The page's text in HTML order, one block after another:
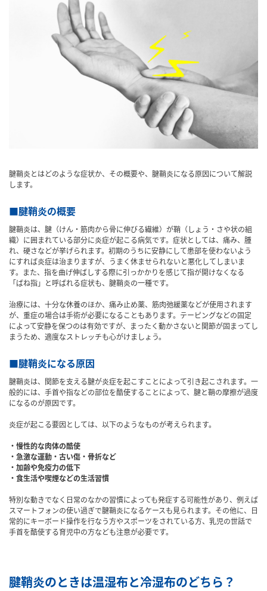
腱鞘炎とはどのような症状か、その概要や、腱鞘炎になる原因について解説
します。
■腱鞘炎の概要
腱鞘炎は、腱（けん・筋肉から骨に伸びる繊維）が鞘（しょう・さや状の組
織）に囲まれている部分に炎症が起こる病気です。症状としては、痛み、腫
れ、硬さなどが挙げられます。初期のうちに安静にして患部を使わないよう
にすれば炎症は治まりますが、うまく休ませられないと悪化してしまいま
す。また、指を曲げ伸ばしする際に引っかかりを感じて指が開けなくなる
「ばね指」と呼ばれる症状も、腱鞘炎の一種です。
治療には、十分な休養のほか、痛み止め薬、筋肉弛緩薬などが使用されます
が、重症の場合は手術が必要になることもあります。テーピングなどの固定
によって安静を保つのは有効ですが、まったく動かさないと関節が固まってし
まうため、適度なストレッチも心がけましょう。
■腱鞘炎になる原因
腱鞘炎は、関節を支える腱が炎症を起こすことによって引き起こされます。一
般的には、手首や指などの部位を酷使することによって、腱と鞘の摩擦が過度
になるのが原因です。
炎症が起こる要因としては、以下のようなものが考えられます。
・慢性的な肉体の酷使
・急激な運動・古い傷・骨折など
・加齢や免疫力の低下
・食生活や喫煙などの生活習慣
特別な動きでなく日常のなかの習慣によっても発症する可能性があり、例えば
スマートフォンの使い過ぎで腱鞘炎になるケースも見られます。その他に、日
常的にキーボード操作を行なう方やスポーツをされている方、乳児の世話で
手首を酷使する育児中の方なども注意が必要です。
腱鞘炎のときは温湿布と冷湿布のどちら？